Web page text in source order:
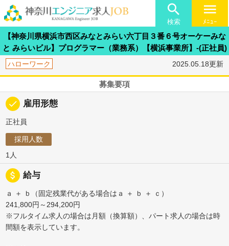

検索
menu
ﾒﾆｭｰ
【神奈川県横浜市西区みなとみらい六丁目３番６号オーケーみな
と みらいビル】プログラマー（業務系）【横浜事業所】-(正社員)
ハローワーク 2025.05.18更新
募集要項
done 雇用形態
正社員
採用人数
1人
attach_money 給与
ａ ＋ ｂ（固定残業代がある場合はａ ＋ ｂ ＋ ｃ）
241,800円～294,200円
※フルタイム求人の場合は月額（換算額）、パート求人の場合は時
間額を表示しています。